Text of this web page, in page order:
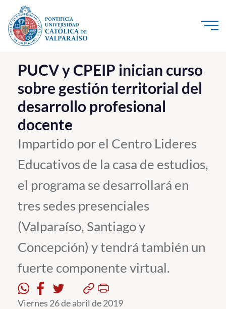
Click acá para ir directamente al contenido
La Universidad
Investigación, Creación e Innovación
PUCV Internacional
Vinculación con el Medio
Admisión
Pregrado
Postgrado
Formación Continua
Estudiantes
Académicos
Funcionarios
PUCV y CPEIP inician curso
sobre gestión territorial del
desarrollo profesional
docente
Impartido por el Centro Lideres
Educativos de la casa de estudios,
el programa se desarrollará en
tres sedes presenciales
(Valparaíso, Santiago y
Concepción) y tendrá también un
fuerte componente virtual.
Viernes 26 de abril de 2019